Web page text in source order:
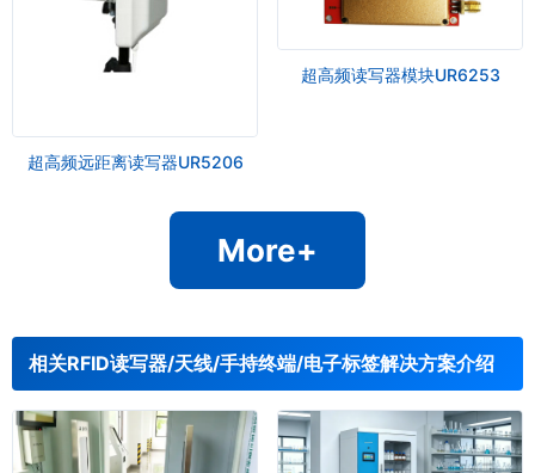
超高频远距离读写器UR5206
超高频读写器模块UR6253
More+
相关RFID读写器/天线/手持终端/电子标签解决方案介绍